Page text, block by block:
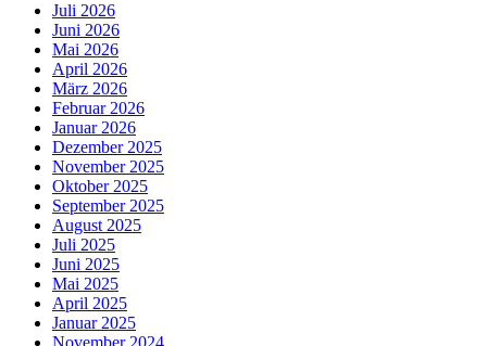
Juli 2026
Juni 2026
Mai 2026
April 2026
März 2026
Februar 2026
Januar 2026
Dezember 2025
November 2025
Oktober 2025
September 2025
August 2025
Juli 2025
Juni 2025
Mai 2025
April 2025
Januar 2025
November 2024